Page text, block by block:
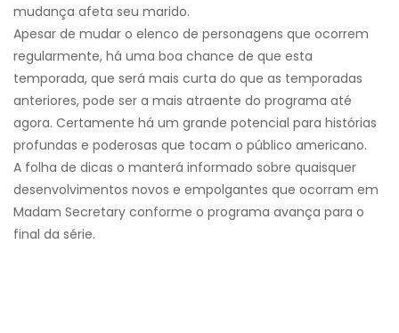
mudança afeta seu marido.
Apesar de mudar o elenco de personagens que ocorrem
regularmente, há uma boa chance de que esta
temporada, que será mais curta do que as temporadas
anteriores, pode ser a mais atraente do programa até
agora. Certamente há um grande potencial para histórias
profundas e poderosas que tocam o público americano.
A folha de dicas o manterá informado sobre quaisquer
desenvolvimentos novos e empolgantes que ocorram em
Madam Secretary conforme o programa avança para o
final da série.